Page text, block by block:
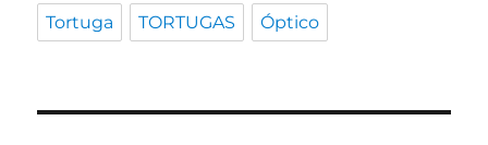
Tortuga TORTUGAS Óptico